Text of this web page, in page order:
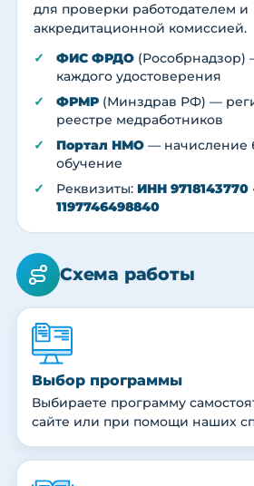
для проверки работодателем и
аккредитационной комиссией.
ФИС ФРДО (Рособрнадзор)
каждого удостоверения
ФРМР (Минздрав РФ) —
реестре медработников
Портал НМО — начисление
обучение
Реквизиты: ИНН 9718143770 ·
1197746498840
Схема работы
Выбор программы
Выбираете программу
сайте или при помощи наших